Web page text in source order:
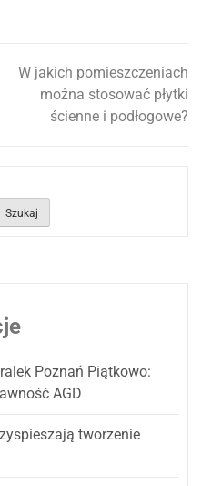
W jakich pomieszczeniach
można stosować płytki
ścienne i podłogowe?
Szukaj
Poznań Piątkowo:
AGD
tworzenie